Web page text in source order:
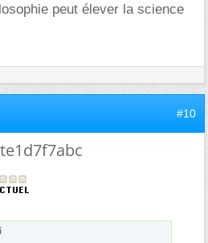
peut élever la science
#10